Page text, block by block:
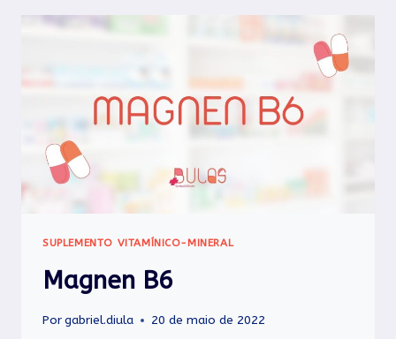
SUPLEMENTO VITAMÍNICO-MINERAL
Magnen B6
Porgabriel.diula 20 de maio de 2022